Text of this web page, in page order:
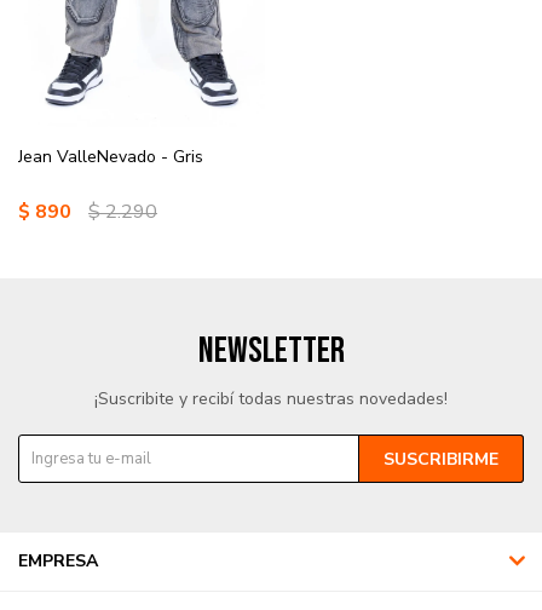
Jean ValleNevado - Gris
$ 890 $2.290
EMPRESA
NEWSLETTER
¡Suscribite y recibí todas nuestras novedades!
SUSCRIBIRME